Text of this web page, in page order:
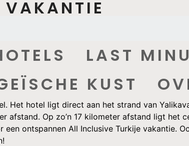
LAST
KUST
Het hotel ligt direct aan het strand van
afstand. Op zo’n 17 kilometer afstand ligt het
ontspannen All Inclusive Turkije vakantie.